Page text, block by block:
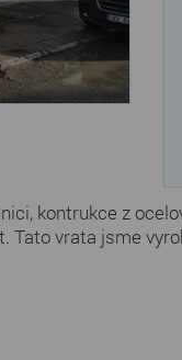
kontrukce z
Tato vrata jsme